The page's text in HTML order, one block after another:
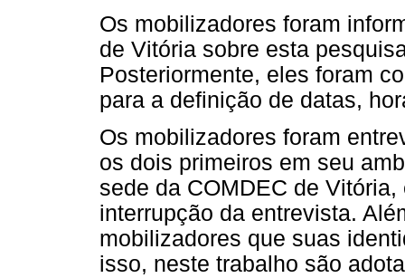
Os mobilizadores foram
de Vitória sobre esta
Posteriormente, eles foram
para a definição de datas,
Os mobilizadores foram
os dois primeiros em seu
sede da COMDEC de
interrupção da entrevista.
mobilizadores que suas
isso, neste trabalho são